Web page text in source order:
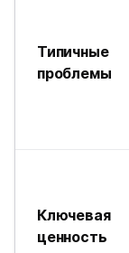
Типичные
проблемы
Ключевая
ценность